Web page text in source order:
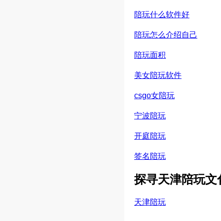
陪玩什么软件好
陪玩怎么介绍自己
陪玩面积
美女陪玩软件
csgo女陪玩
宁波陪玩
开庭陪玩
签名陪玩
探寻天津陪玩文
天津陪玩